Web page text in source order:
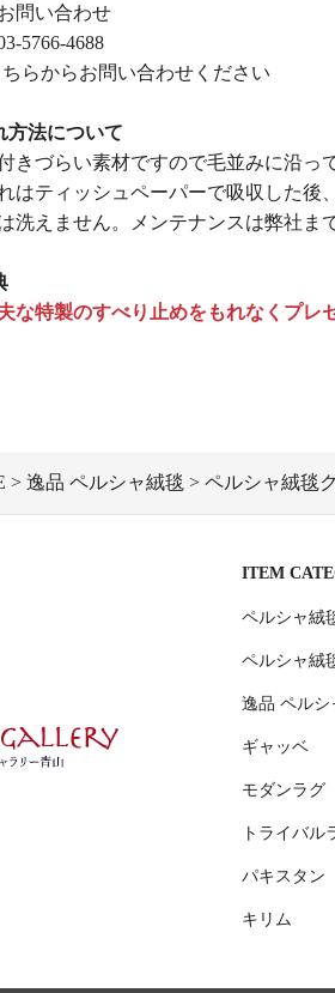
問い合わせ
5766-4688
ちらからお問い合わせください
方法について
きづらい素材ですので毛並みに沿っ
はティッシュペーパーで吸収した後
洗えません。メンテナンスは弊社ま
な特製のすべり止めをもれなくプレ
逸品 ペルシャ絨毯 ペルシャ絨毯
ITEM
ペルシャ絨
ペルシャ絨
逸品 ペルシ
ギャッベ
モダンラグ
トライバル
パキスタン
キリム